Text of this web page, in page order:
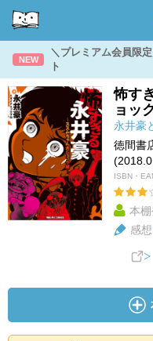
NEW
＼プレミアム会員限
ト
怖す
ョッ
永井豪
徳間書
ISBN・
本
感